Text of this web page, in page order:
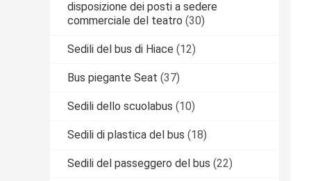
disposizione dei posti a sedere
commerciale del teatro (30)
Sedili del bus di Hiace (12)
Bus piegante Seat (37)
Sedili dello scuolabus (10)
Sedili di plastica del bus (18)
Sedili del passeggero del bus (22)